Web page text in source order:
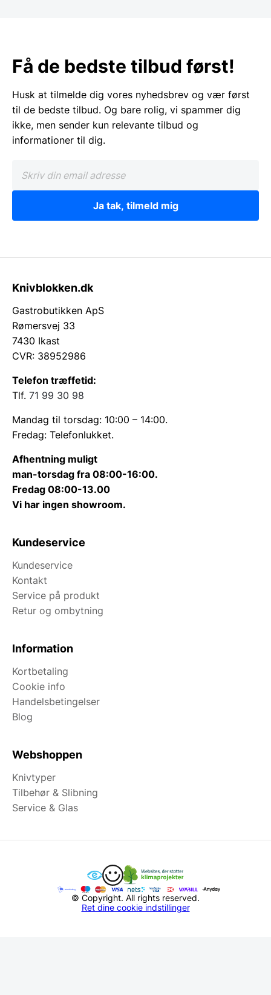
Få de bedste tilbud først!
Husk at tilmelde dig vores nyhedsbrev og vær først
til de bedste tilbud. Og bare rolig, vi spammer dig
ikke, men sender kun relevante tilbud og
informationer til dig.
Ja tak, tilmeld mig
Knivblokken.dk
Gastrobutikken ApS
Rømersvej 33
7430 Ikast
CVR: 38952986
Telefon træffetid:
Tlf. 71 99 30 98
Mandag til torsdag: 10:00 – 14:00.
Fredag: Telefonlukket.
Afhentning muligt
man-torsdag fra 08:00-16:00.
Fredag 08:00-13.00
Vi har ingen showroom.
Kundeservice
Kundeservice
Kontakt
Service på produkt
Retur og ombytning
Information
Kortbetaling
Cookie info
Handelsbetingelser
Blog
Webshoppen
Knivtyper
Tilbehør & Slibning
Service & Glas
© Copyright. All rights reserved.
Ret dine cookie indstillinger